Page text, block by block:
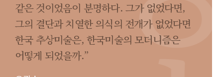
같은 것이었음이 분명하다. 그가 없었다면,
그의 결단과 치열한 의식의 전개가 없었다면
한국 추상미술은, 한국미술의 모더니즘은
어떻게 되었을까.”